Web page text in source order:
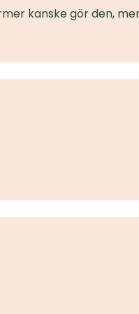
kanske gör den,